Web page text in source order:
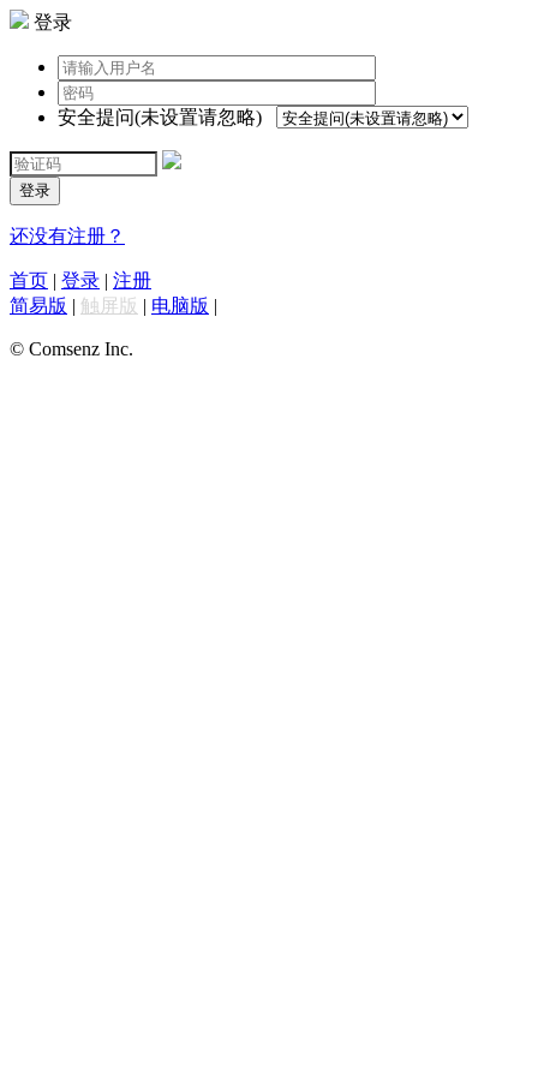
登录
安全提问(未设置请忽略)
登录
还没有注册？
首页 | 登录 | 注册
简易版 | 触屏版 | 电脑版 |
© Comsenz Inc.